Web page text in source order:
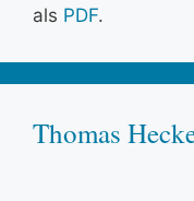
als PDF.
Thomas